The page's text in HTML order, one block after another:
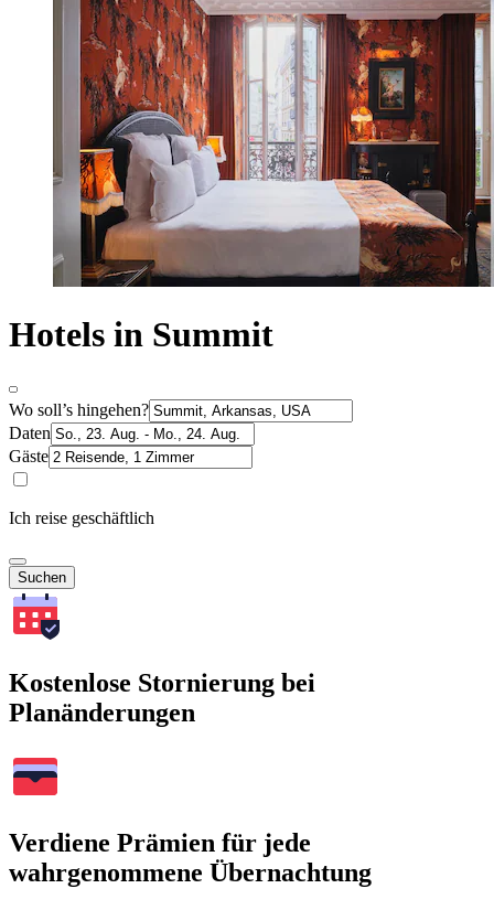
Hotels in Summit
Wo soll’s hingehen?
Daten
Gäste
Ich reise geschäftlich
Suchen
Kostenlose Stornierung bei
Planänderungen
Verdiene Prämien für jede
wahrgenommene Übernachtung